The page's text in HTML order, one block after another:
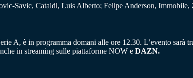
Savic, Cataldi, Luis Alberto; Felipe Anderson, Immobile,
A, è in programma domani alle ore 12.30. L’evento sarà
in streaming sulle piattaforme NOW e DAZN.